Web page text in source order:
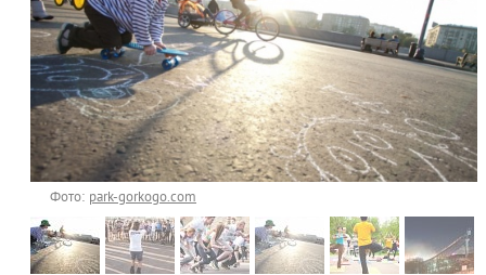
Фото: park-gorkogo.com